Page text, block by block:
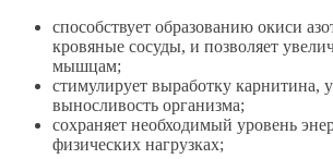
способствует образованию окиси
кровяные сосуды, и позволяет
мышцам;
стимулирует выработку карнитина,
выносливость организма;
сохраняет необходимый уровень
физических нагрузках;